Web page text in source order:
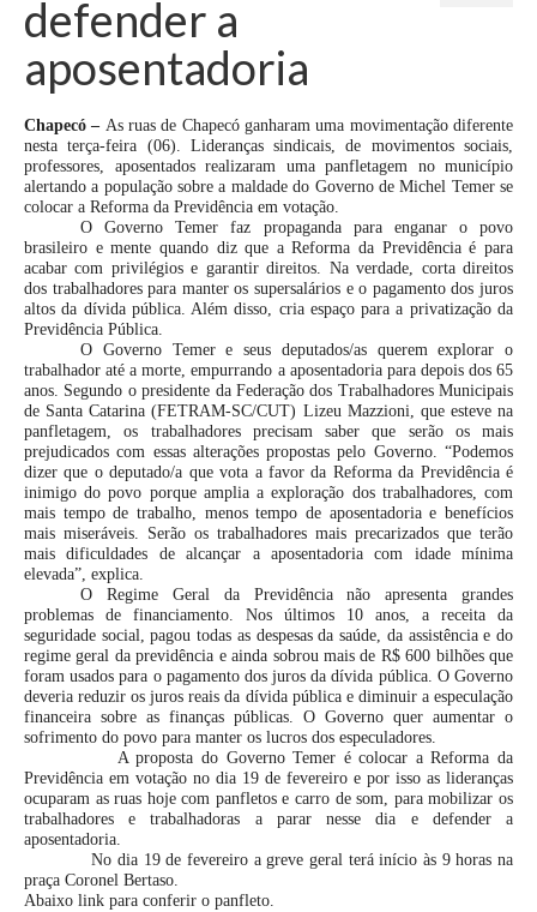
defender a
aposentadoria
Chapecó – As ruas de Chapecó ganharam uma movimentação diferente
nesta terça-feira (06). Lideranças sindicais, de movimentos sociais,
professores, aposentados realizaram uma panfletagem no município
alertando a população sobre a maldade do Governo de Michel Temer se
colocar a Reforma da Previdência em votação.
O Governo Temer faz propaganda para enganar o povo
brasileiro e mente quando diz que a Reforma da Previdência é para
acabar com privilégios e garantir direitos. Na verdade, corta direitos
dos trabalhadores para manter os supersalários e o pagamento dos juros
altos da dívida pública. Além disso, cria espaço para a privatização da
Previdência Pública.
O Governo Temer e seus deputados/as querem explorar o
trabalhador até a morte, empurrando a aposentadoria para depois dos 65
anos. Segundo o presidente da Federação dos Trabalhadores Municipais
de Santa Catarina (FETRAM-SC/CUT) Lizeu Mazzioni, que esteve na
panfletagem, os trabalhadores precisam saber que serão os mais
prejudicados com essas alterações propostas pelo Governo. “Podemos
dizer que o deputado/a que vota a favor da Reforma da Previdência é
inimigo do povo porque amplia a exploração dos trabalhadores, com
mais tempo de trabalho, menos tempo de aposentadoria e benefícios
mais miseráveis. Serão os trabalhadores mais precarizados que terão
mais dificuldades de alcançar a aposentadoria com idade mínima
elevada”, explica.
O Regime Geral da Previdência não apresenta grandes
problemas de financiamento. Nos últimos 10 anos, a receita da
seguridade social, pagou todas as despesas da saúde, da assistência e do
regime geral da previdência e ainda sobrou mais de R$ 600 bilhões que
foram usados para o pagamento dos juros da dívida pública. O Governo
deveria reduzir os juros reais da dívida pública e diminuir a especulação
financeira sobre as finanças públicas. O Governo quer aumentar o
sofrimento do povo para manter os lucros dos especuladores.
A proposta do Governo Temer é colocar a Reforma da
Previdência em votação no dia 19 de fevereiro e por isso as lideranças
ocuparam as ruas hoje com panfletos e carro de som, para mobilizar os
trabalhadores e trabalhadoras a parar nesse dia e defender a
aposentadoria.
No dia 19 de fevereiro a greve geral terá início às 9 horas na
praça Coronel Bertaso.
Abaixo link para conferir o panfleto.